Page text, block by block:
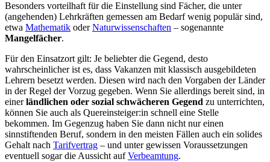
Besonders vorteilhaft für die Einstellung sind Fächer, die unter
(angehenden) Lehrkräften gemessen am Bedarf wenig populär sind,
etwa Mathematik oderNaturwissenschaften – sogenannte
Mangelfächer.
Für den Einsatzort gilt: Je beliebter die Gegend, desto
wahrscheinlicher ist es, dass Vakanzen mit klassisch ausgebildeten
Lehrern besetzt werden. Diesen wird nach den Vorgaben der Länder
in der Regel der Vorzug gegeben. Wenn Sie allerdings bereit sind, in
einerländlichen oder sozial schwächeren Gegend zu unterrichten,
können Sie auch als Quereinsteiger:in schnell eine Stelle
bekommen. Im Gegenzug haben Sie dann nicht nur einen
sinnstiftenden Beruf, sondern in den meisten Fällen auch ein solides
Gehalt nach Tarifvertrag – und unter gewissen Voraussetzungen
eventuell sogar die Aussicht aufVerbeamtung.